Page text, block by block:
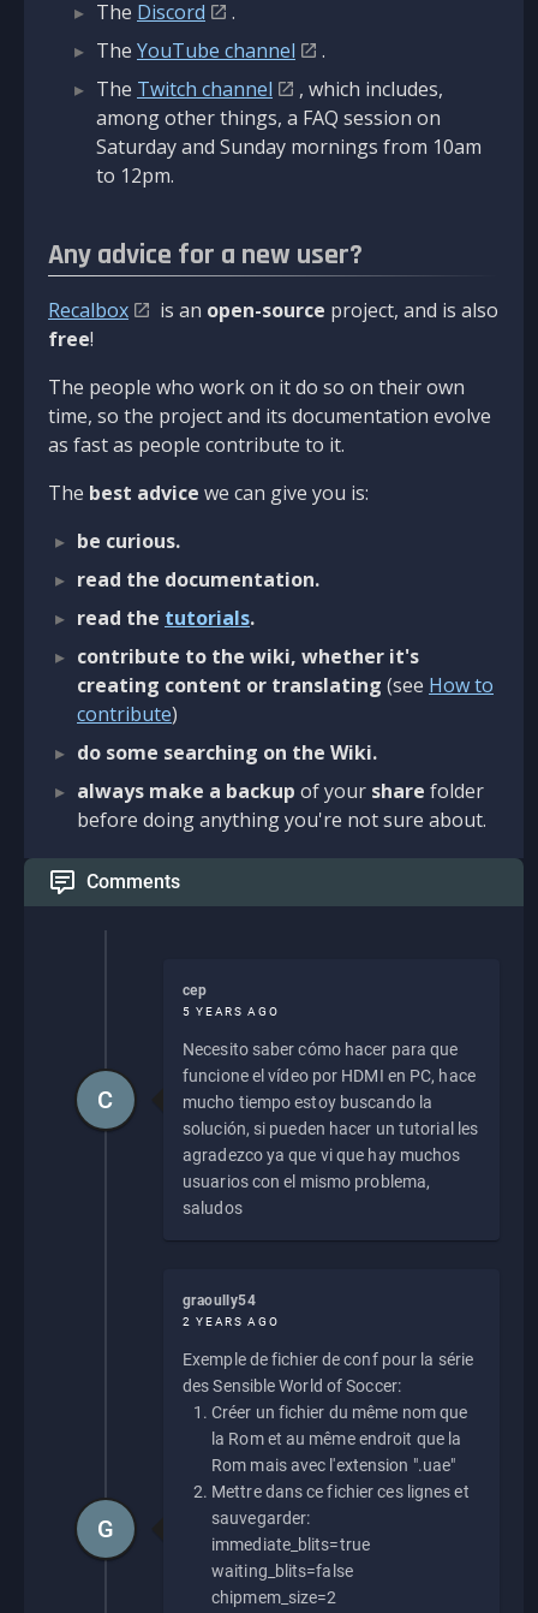
The Discord
.
The YouTube channel
.
The Twitch channel
, which includes,
among other things, a FAQ session on
Saturday and Sunday mornings from 10am
to 12pm.
Any advice for a new user?
Recalbox is an open-source project, and is also
free!
The people who work on it do so on their own
time, so the project and its documentation evolve
as fast as people contribute to it.
The best advice we can give you is:
be curious.
read the documentation.
read the tutorials.
contribute to the wiki, whether it's
creating content or translating (see How to
contribute)
do some searching on the Wiki.
always make a backup of your share folder
before doing anything you're not sure about.
Comments
cep
5 YEARS AGO
Necesito saber cómo hacer para que
funcione el vídeo por HDMI en PC, hace
mucho tiempo estoy buscando la
solución, si pueden hacer un tutorial les
agradezco ya que vi que hay muchos
usuarios con el mismo problema,
saludos
C
graoully54
2 YEARS AGO
Exemple de fichier de conf pour la série
des Sensible World of Soccer:
Créer un fichier du même nom que
la Rom et au même endroit que la
Rom mais avec l'extension ".uae"
Mettre dans ce fichier ces lignes et
sauvegarder:
immediate_blits=true
waiting_blits=false
chipmem_size=2
G